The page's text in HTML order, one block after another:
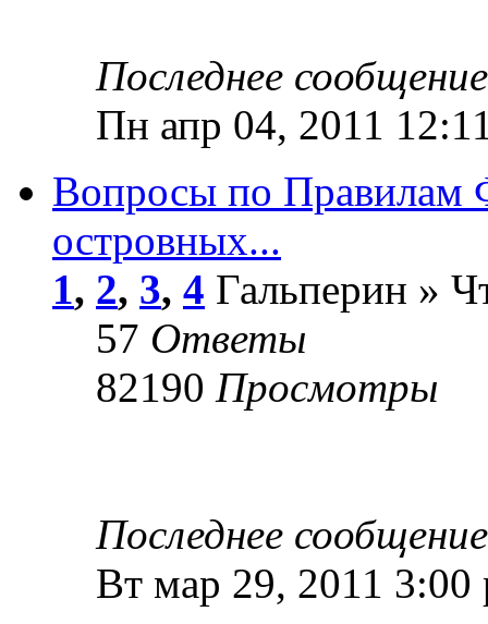
Последнее
Пн апр 04, 2011
Вопросы по Правилам
островных...
1, 2, 3, 4 Гальперин »
57 Ответы
82190 Просмотры
Последнее
Вт мар 29, 2011 3:00